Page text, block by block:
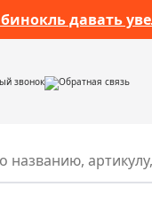
давать
звонок Обратная связь